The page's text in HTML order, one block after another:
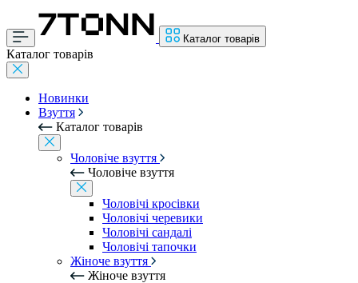
Каталог товарів
Каталог товарів
Новинки
Взуття
Каталог товарів
Чоловіче взуття
Чоловіче взуття
Чоловічі кросівки
Чоловічі черевики
Чоловічі сандалі
Чоловічі тапочки
Жіноче взуття
Жіноче взуття